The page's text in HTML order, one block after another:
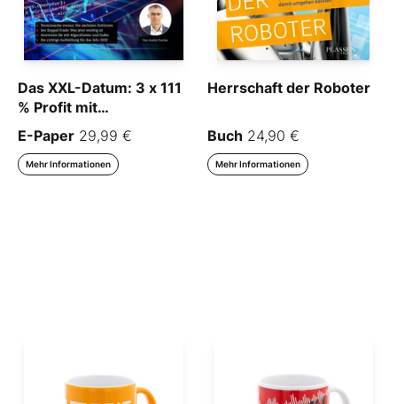
Das XXL-Datum: 3 x 111
% Profit mit
Optionsscheinen
E-Paper 29,99 €
Mehr Informationen
Herrschaft der Roboter
Buch 24,90 €
Mehr Informationen